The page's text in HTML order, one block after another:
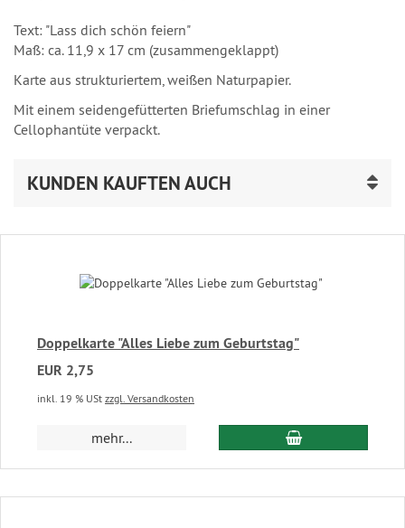
Text: "Lass dich schön feiern"
Maß: ca. 11,9 x 17 cm (zusammengeklappt)
Karte aus strukturiertem, weißen Naturpapier.
Mit einem seidengefütterten Briefumschlag in einer
Cellophantüte verpackt.
KUNDEN KAUFTEN AUCH
Doppelkarte "Alles Liebe zum Geburtstag"
EUR 2,75
inkl. 19 % USt zzgl. Versandkosten
mehr... In den